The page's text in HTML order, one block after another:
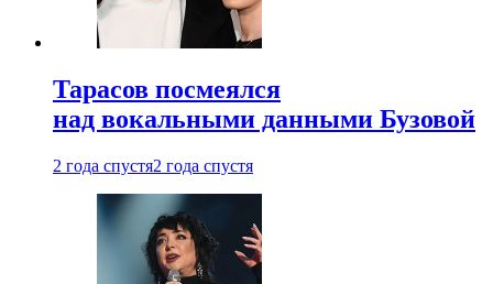
Тарасов посмеялся
над вокальными данными Бузовой
2 года спустя2 года спустя